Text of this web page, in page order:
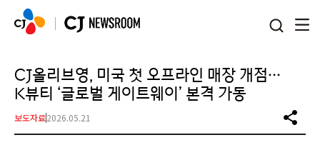
CJ올리브영, 미국 첫 오프라인 매장 개점…
K뷰티 ‘글로벌 게이트웨이’ 본격 가동
보도자료2026.05.21